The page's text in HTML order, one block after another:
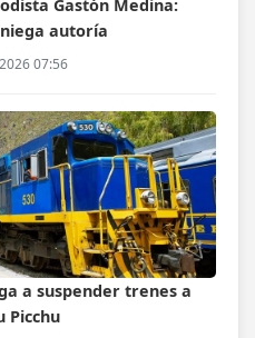
Gastón Medina:
autoría
07:56
a suspender trenes a
Picchu